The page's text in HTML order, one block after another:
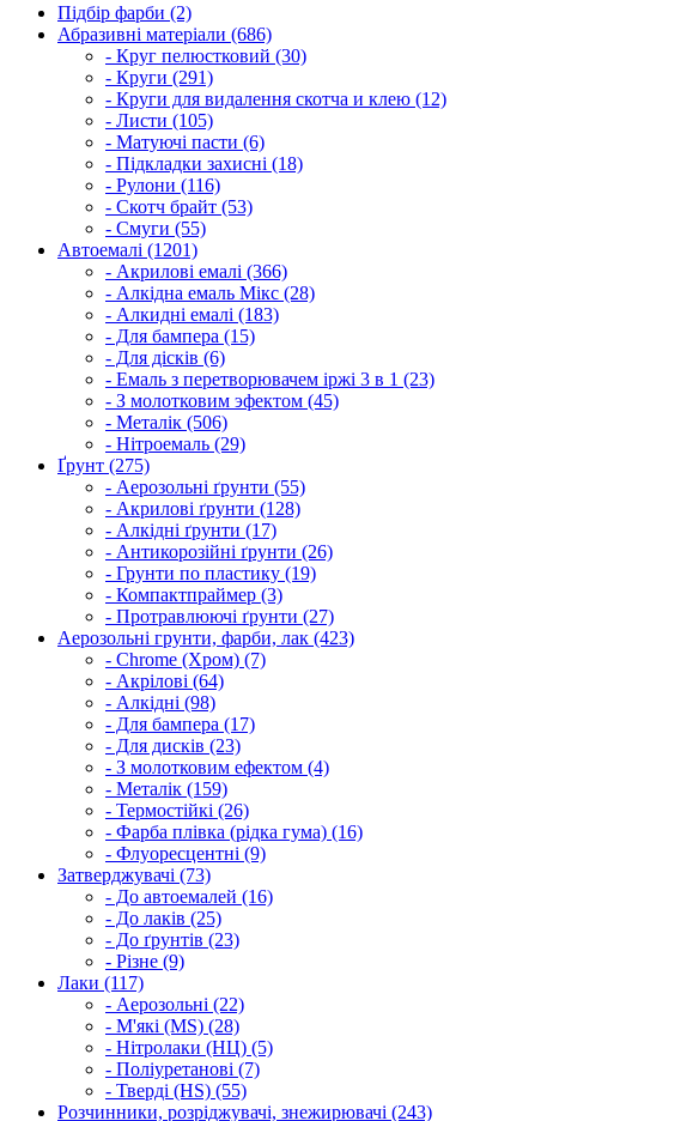
Підбір фарби (2)
Абразивні матеріали (686)
- Круг пелюстковий (30)
- Круги (291)
- Круги для видалення скотча и клею (12)
- Листи (105)
- Матуючі пасти (6)
- Підкладки захисні (18)
- Рулони (116)
- Скотч брайт (53)
- Смуги (55)
Автоемалі (1201)
- Акрилові емалі (366)
- Алкідна емаль Мікс (28)
- Алкидні емалі (183)
- Для бампера (15)
- Для дісків (6)
- Емаль з перетворювачем іржі 3 в 1 (23)
- З молотковим эфектом (45)
- Металік (506)
- Нітроемаль (29)
Ґрунт (275)
- Аерозольні ґрунти (55)
- Акрилові ґрунти (128)
- Алкідні ґрунти (17)
- Антикорозійні ґрунти (26)
- Грунти по пластику (19)
- Компактпраймер (3)
- Протравлюючі ґрунти (27)
Аерозольні грунти, фарби, лак (423)
- Chrome (Хром) (7)
- Акрілові (64)
- Алкідні (98)
- Для бампера (17)
- Для дисків (23)
- З молотковим ефектом (4)
- Металік (159)
- Термостійкі (26)
- Фарба плівка (рідка гума) (16)
- Флуоресцентні (9)
Затверджувачі (73)
- До автоемалей (16)
- До лаків (25)
- До ґрунтів (23)
- Різне (9)
Лаки (117)
- Аерозольні (22)
- М'які (MS) (28)
- Нітролаки (НЦ) (5)
- Поліуретанові (7)
- Тверді (HS) (55)
Розчинники, розріджувачі, знежирювачі (243)